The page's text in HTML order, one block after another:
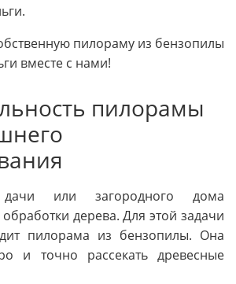
пилораму из бензопилы
вместе с нами!
пилорамы
дачи или загородного дома
дерева. Для этой задачи
пилорама из бензопилы. Она
и точно рассекать древесные